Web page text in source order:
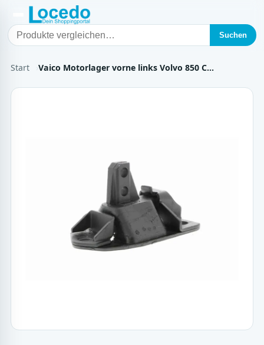
Suchen
Start Vaico Motorlager vorne links Volvo 850 C…